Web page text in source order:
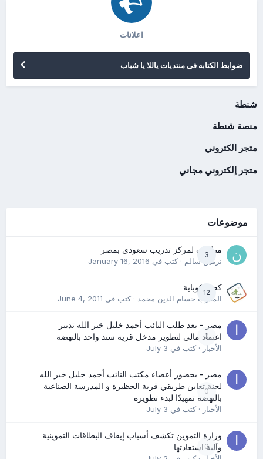
اعلانات
ضوابط الكتابه فى منتديات ياللا يا شباب
شنطة
منصة شنطة
متجر الكتروني
متجر إلكتروني مجاني
موضوعات
3
مطلوب لمركز تدريب سعودى بمصر
نرمين سالم· كتب في January 16, 2016
12
كعب كوباية
المدرب حسام الدين محمد· كتب في June 4, 2011
0
مصر - بعد طلب النائب أحمد خليل خير الله تدبير
اعتماد مالي لتطوير مدخل قرية سند واحد بالنهضة
الأخبار· كتب في July 3
0
مصر - بحضور أعضاء مكتب النائب أحمد خليل خير الله
لجنة تعاين طريقي قرية الحظيرة و المدرسة الصناعية
بالنهضة تمهيدًا لبدء تطويره
الأخبار· كتب في July 3
0
وزارة التموين تكشف أسباب إيقاف البطاقات التموينية
وآلية استعادتها